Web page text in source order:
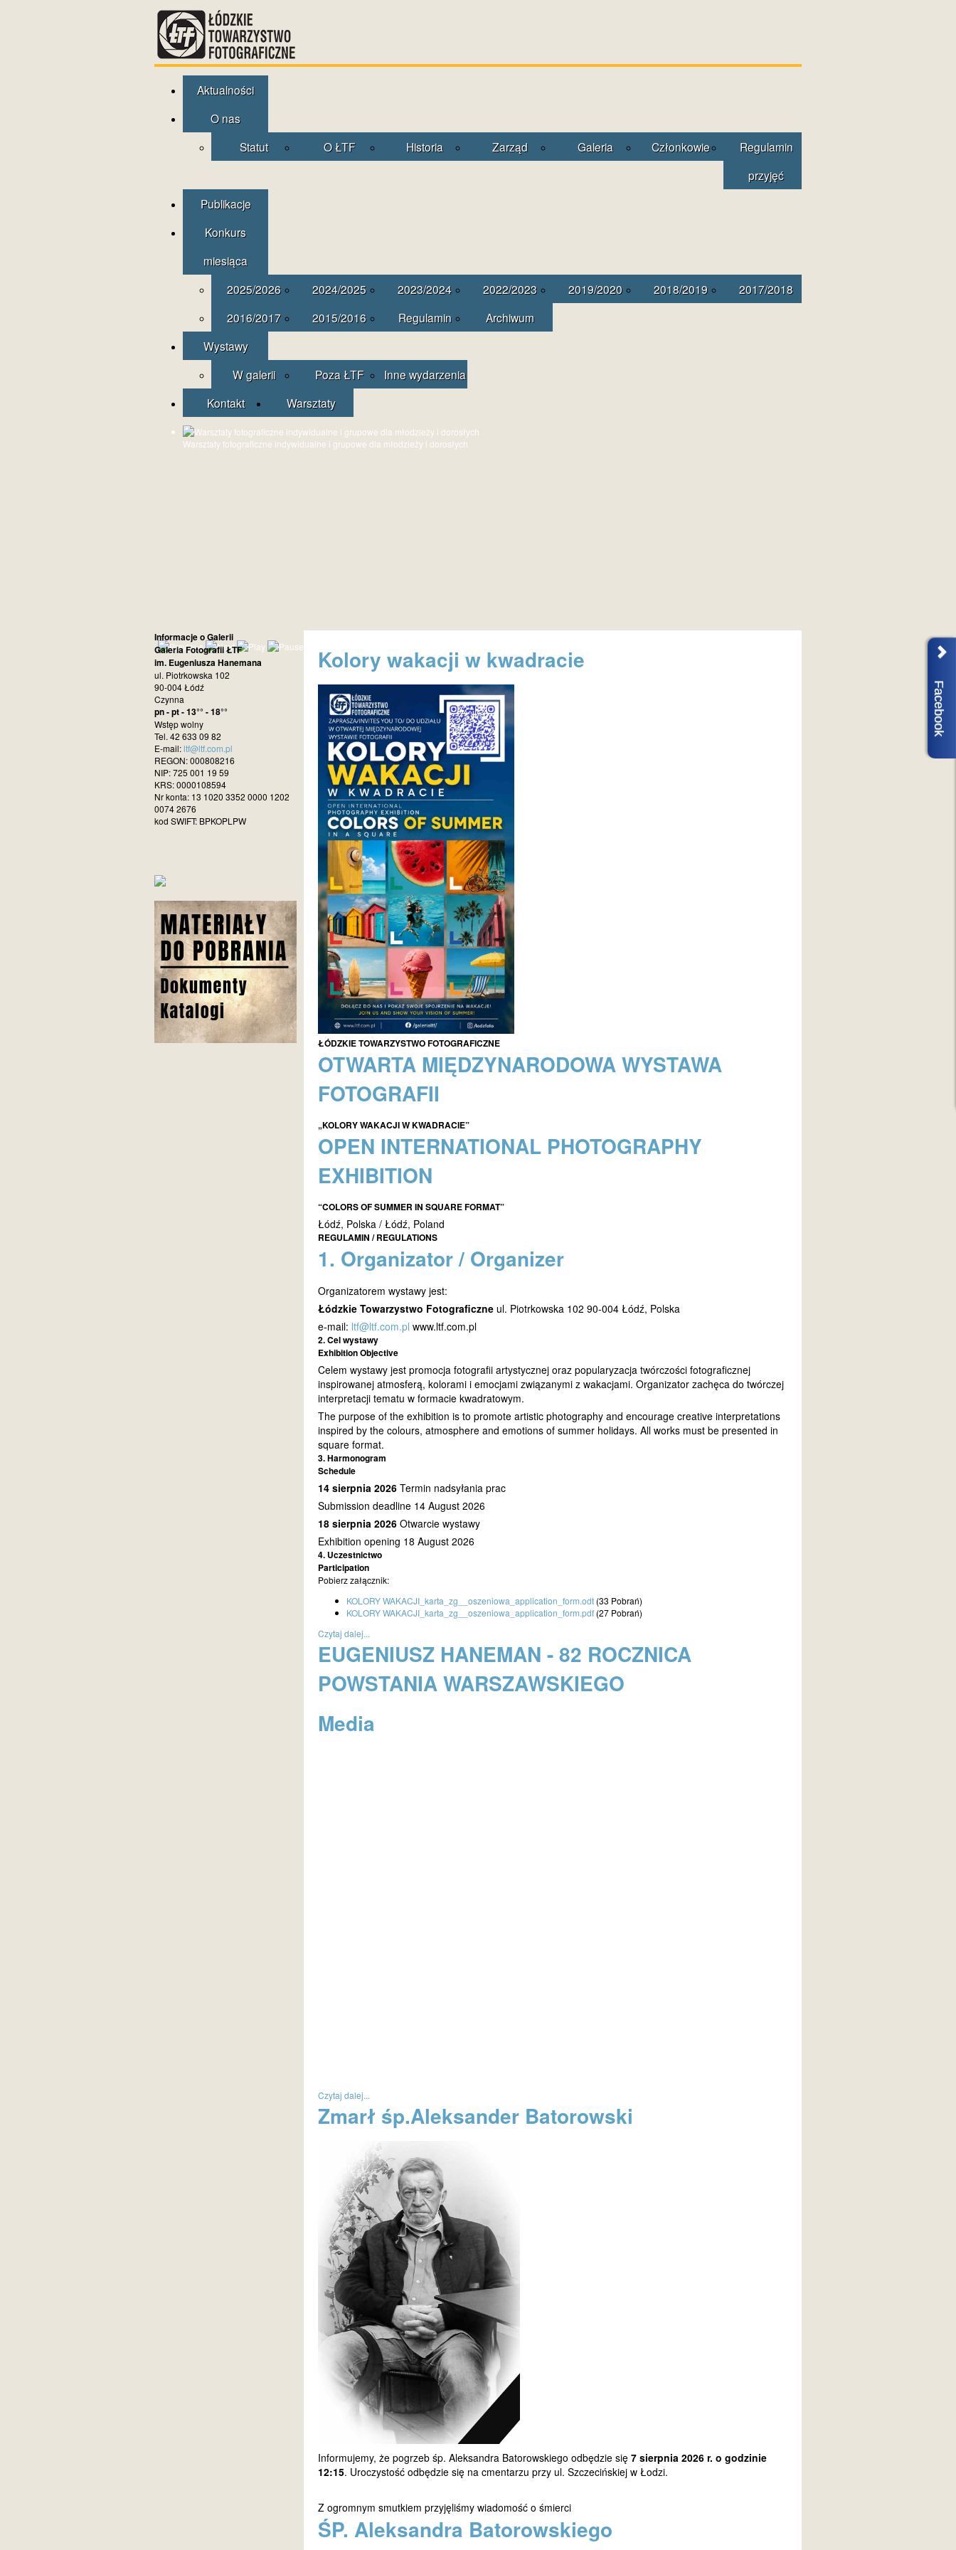
Aktualności
O nas
Statut
O ŁTF Historia Zarząd Galeria Członkowie
Regulamin
przyjęć
Publikacje
Konkurs
miesiąca
2025/2026
2024/2025 2023/2024 2022/2023 2019/2020 2018/2019
2017/2018
2016/2017
2015/2016 Regulamin
Archiwum
Wystawy
W galerii
Poza ŁTF
Inne wydarzenia
Kontakt
Warsztaty
Warsztaty fotograficzne indywidualne i grupowe dla młodzieży i dorosłych
Kolory wakacji w kwadracie
ŁÓDZKIE TOWARZYSTWO FOTOGRAFICZNE
OTWARTA MIĘDZYNARODOWA WYSTAWA
FOTOGRAFII
„KOLORY WAKACJI W KWADRACIE”
OPEN INTERNATIONAL PHOTOGRAPHY
EXHIBITION
“COLORS OF SUMMER IN SQUARE FORMAT”
Łódź, Polska / Łódź, Poland
REGULAMIN / REGULATIONS
1. Organizator / Organizer
Organizatorem wystawy jest:
Łódzkie Towarzystwo Fotograficzne ul. Piotrkowska 102 90-004 Łódź, Polska
e-mail: ltf@ltf.com.pl www.ltf.com.pl
2. Cel wystawy
Exhibition Objective
Celem wystawy jest promocja fotografii artystycznej oraz popularyzacja twórczości fotograficznej
inspirowanej atmosferą, kolorami i emocjami związanymi z wakacjami. Organizator zachęca do twórczej
interpretacji tematu w formacie kwadratowym.
The purpose of the exhibition is to promote artistic photography and encourage creative interpretations
inspired by the colours, atmosphere and emotions of summer holidays. All works must be presented in
square format.
3. Harmonogram
Schedule
14 sierpnia 2026 Termin nadsyłania prac
Submission deadline 14 August 2026
18 sierpnia 2026 Otwarcie wystawy
Exhibition opening 18 August 2026
4. Uczestnictwo
Participation
Pobierz załącznik:
KOLORY WAKACJI_karta_zg__oszeniowa_application_form.odt (33 Pobrań)
KOLORY WAKACJI_karta_zg__oszeniowa_application_form.pdf (27 Pobrań)
Czytaj dalej...
EUGENIUSZ HANEMAN - 82 ROCZNICA
POWSTANIA WARSZAWSKIEGO
Media
Czytaj dalej...
Zmarł śp.Aleksander Batorowski
Informujemy, że pogrzeb śp. Aleksandra Batorowskiego odbędzie się 7 sierpnia 2026 r. o godzinie
12:15. Uroczystość odbędzie się na cmentarzu przy ul. Szczecińskiej w Łodzi.
Z ogromnym smutkiem przyjęliśmy wiadomość o śmierci
ŚP. Aleksandra Batorowskiego
Informacje o Galerii
Galeria Fotografii ŁTF
im. Eugeniusza Hanemana
ul. Piotrkowska 102
90-004 Łódź
Czynna
pn - pt - 13°° - 18°°
Wstęp wolny
Tel. 42 633 09 82
E-mail:ltf@ltf.com.pl
REGON: 000808216
NIP: 725 001 19 59
KRS: 0000108594
Nr konta: 13 1020 3352 0000 1202
0074 2676
kod SWIFT: BPKOPLPW
Facebook